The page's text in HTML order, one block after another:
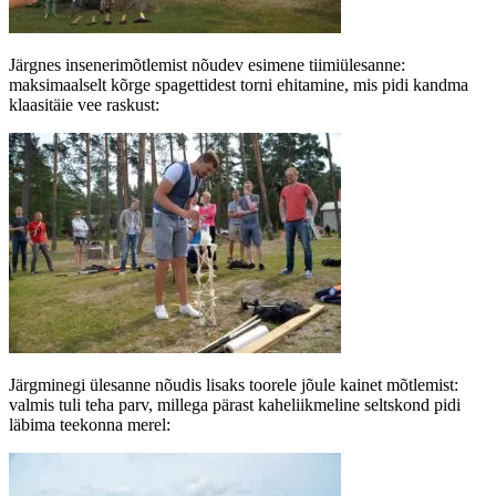
Järgnes insenerimõtlemist nõudev esimene tiimiülesanne:
maksimaalselt kõrge spagettidest torni ehitamine, mis pidi kandma
klaasitäie vee raskust:
Järgminegi ülesanne nõudis lisaks toorele jõule kainet mõtlemist:
valmis tuli teha parv, millega pärast kaheliikmeline seltskond pidi
läbima teekonna merel: